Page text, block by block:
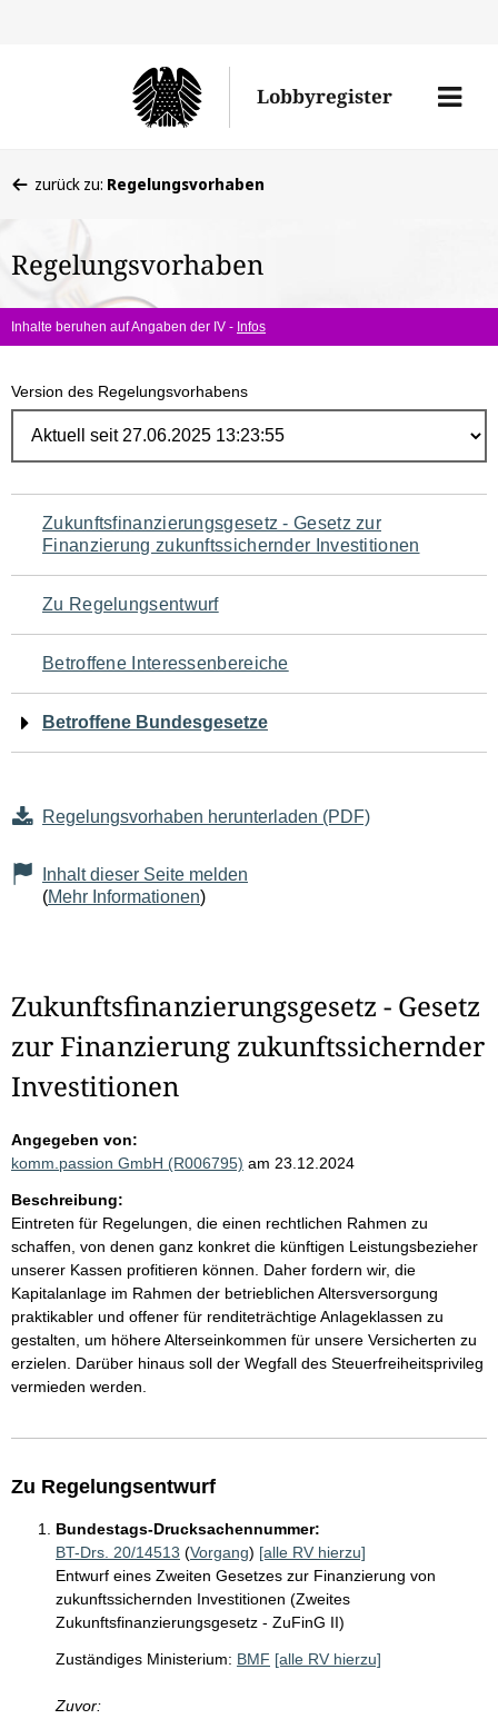
Lobbyregister
Menü
befinden
hier:
zurück zu: Regelungsvorhaben
Regelungsvorhaben
Inhalte beruhen auf Angaben der IV - Infos
Version des Regelungsvorhabens
Navigation
für
den
Seiteninhalt
Zukunftsfinanzierungsgesetz - Gesetz zur
Finanzierung zukunftssichernder Investitionen
Zu Regelungsentwurf
Betroffene Interessenbereiche
Betroffene Bundesgesetze
Regelungsvorhaben herunterladen (PDF)
Inhalt dieser Seite melden
(Mehr Informationen)
Zukunftsfinanzierungsgesetz - Gesetz
zur Finanzierung zukunftssichernder
Investitionen
Angegeben von:
komm.passion GmbH (R006795) am 23.12.2024
Beschreibung:
Eintreten für Regelungen, die einen rechtlichen Rahmen zu
schaffen, von denen ganz konkret die künftigen Leistungsbezieher
unserer Kassen profitieren können. Daher fordern wir, die
Kapitalanlage im Rahmen der betrieblichen Altersversorgung
praktikabler und offener für renditeträchtige Anlageklassen zu
gestalten, um höhere Alterseinkommen für unsere Versicherten zu
erzielen. Darüber hinaus soll der Wegfall des Steuerfreiheitsprivileg
vermieden werden.
Zu Regelungsentwurf
Bundestags-Drucksachennummer:
BT-Drs. 20/14513 (Vorgang) [alle RV hierzu]
Entwurf eines Zweiten Gesetzes zur Finanzierung von
zukunftssichernden Investitionen (Zweites
Zukunftsfinanzierungsgesetz - ZuFinG II)
Zuständiges Ministerium: BMF [alle RV hierzu]
Zuvor: